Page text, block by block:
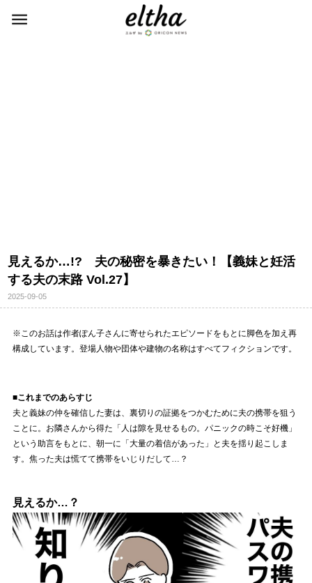
見えるか…!? 夫の秘密を暴きたい！【義妹と妊活
する夫の末路 Vol.27】
2025-09-05
※このお話は作者ぽん子さんに寄せられたエピソードをもとに脚色を加え再
構成しています。登場人物や団体や建物の名称はすべてフィクションです。
■これまでのあらすじ
夫と義妹の仲を確信した妻は、裏切りの証拠をつかむために夫の携帯を狙う
ことに。お隣さんから得た「人は隙を見せるもの。パニックの時こそ好機」
という助言をもとに、朝一に「大量の着信があった」と夫を揺り起こしま
す。焦った夫は慌てて携帯をいじりだして…？
見えるか…？